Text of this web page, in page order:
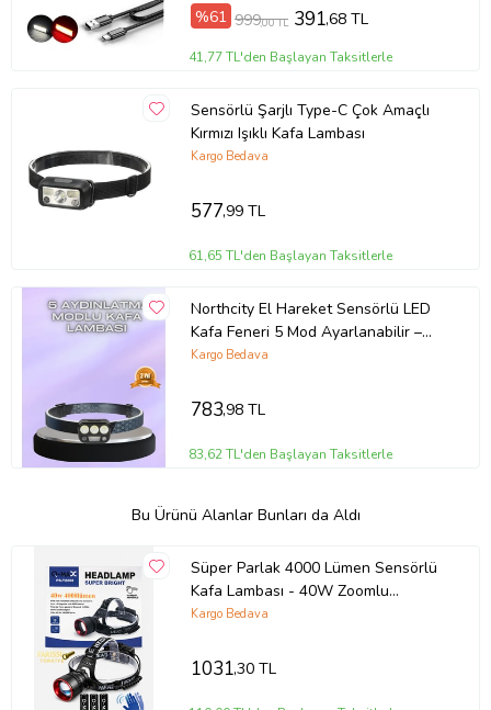
%61 999,00 TL 391,68 TL
41,77 TL'den Başlayan Taksitlerle
Sensörlü Şarjlı Type-C Çok Amaçlı
Kırmızı Işıklı Kafa Lambası
Kargo Bedava
577,99 TL
61,65 TL'den Başlayan Taksitlerle
Northcity El Hareket Sensörlü LED
Kafa Feneri 5 Mod Ayarlanabilir –
300 Lümen, USB Şarjlı ve SOS
Kargo Bedava
783,98 TL
83,62 TL'den Başlayan Taksitlerle
Bu Ürünü Alanlar Bunları da Aldı
Süper Parlak 4000 Lümen Sensörlü
Kafa Lambası - 40W Zoomlu
Profesyonel Aydınlatma
Kargo Bedava
1031,30 TL